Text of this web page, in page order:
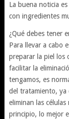
La buena noticia
con ingredientes
¿Qué debes tener
Para llevar a cabo
preparar la piel los
facilitar la
tengamos, es
del tratamiento, ya
eliminan las
principio, lo mejor